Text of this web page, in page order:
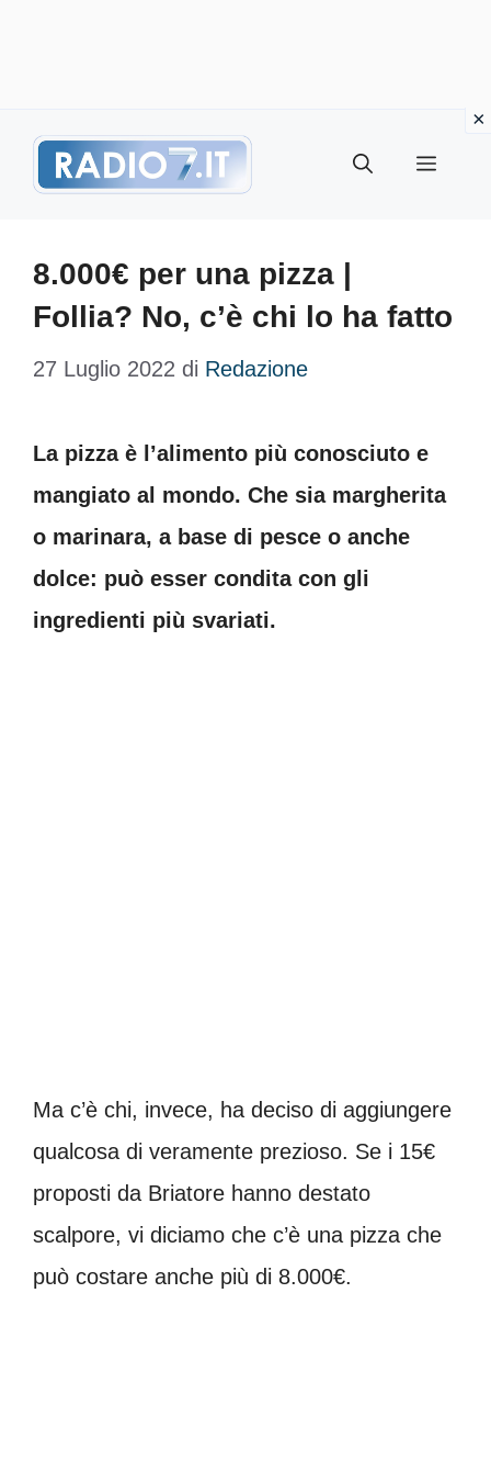
Menu
8.000€ per una pizza |
Follia? No, c’è chi lo ha fatto
27 Luglio 2022 di Redazione
La pizza è l’alimento più conosciuto e
mangiato al mondo. Che sia margherita
o marinara, a base di pesce o anche
dolce: può esser condita con gli
ingredienti più svariati.
Ma c’è chi, invece, ha deciso di aggiungere
qualcosa di veramente prezioso. Se i 15€
proposti da Briatore hanno destato
scalpore, vi diciamo che c’è una pizza che
può costare anche più di 8.000€.